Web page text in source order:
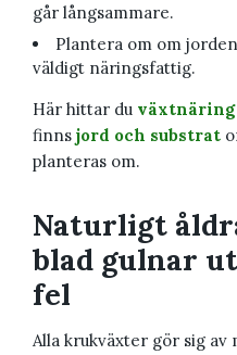
går långsammare.
Plantera om om
väldigt näringsfattig.
Här hittar du
finns jord och substrat
planteras om.
Naturligt
blad gulnar
fel
Alla krukväxter gör sig av